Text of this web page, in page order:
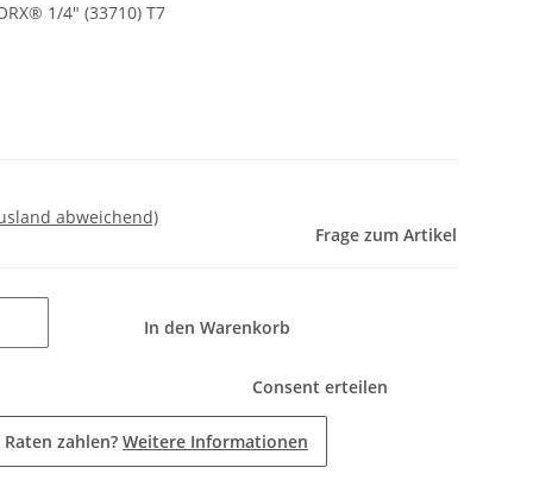
1/4" (33710) T7
abweichend)
Frage zum Artikel
In den Warenkorb
Consent erteilen
zahlen? Weitere Informationen